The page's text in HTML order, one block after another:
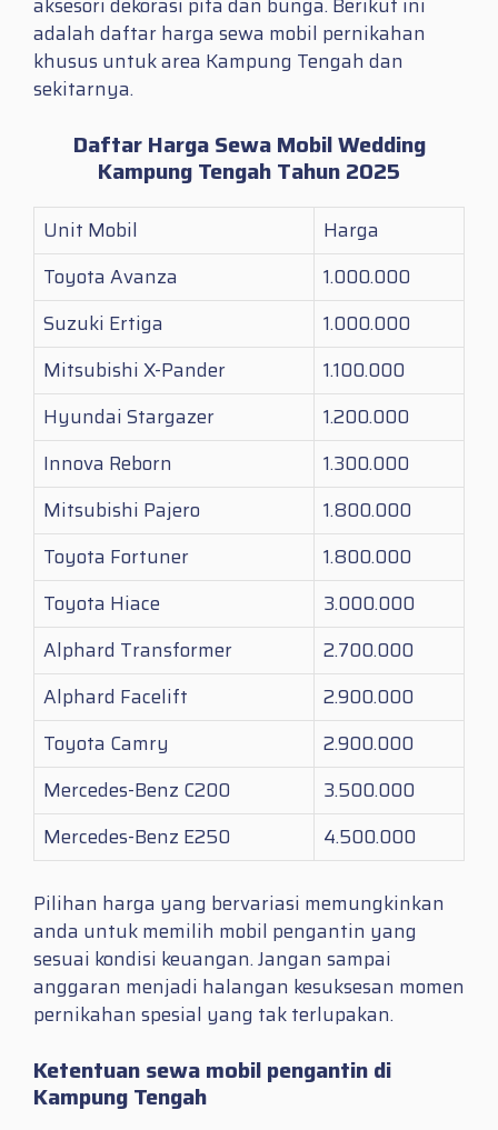
adalah daftar harga sewa mobil pernikahan
khusus untuk area Kampung Tengah dan
sekitarnya.
Daftar Harga Sewa Mobil Wedding
Kampung Tengah Tahun 2025
Unit Mobil
Harga
Toyota Avanza
1.000.000
Suzuki Ertiga
1.000.000
Mitsubishi X-Pander
1.100.000
Hyundai Stargazer
1.200.000
Innova Reborn
1.300.000
Mitsubishi Pajero
1.800.000
Toyota Fortuner
1.800.000
Toyota Hiace
3.000.000
Alphard Transformer
2.700.000
Alphard Facelift
2.900.000
Toyota Camry
2.900.000
Mercedes-Benz C200
3.500.000
Mercedes-Benz E250
4.500.000
Pilihan harga yang bervariasi memungkinkan
anda untuk memilih mobil pengantin yang
sesuai kondisi keuangan. Jangan sampai
anggaran menjadi halangan kesuksesan momen
pernikahan spesial yang tak terlupakan.
Ketentuan sewa mobil pengantin di
Kampung Tengah